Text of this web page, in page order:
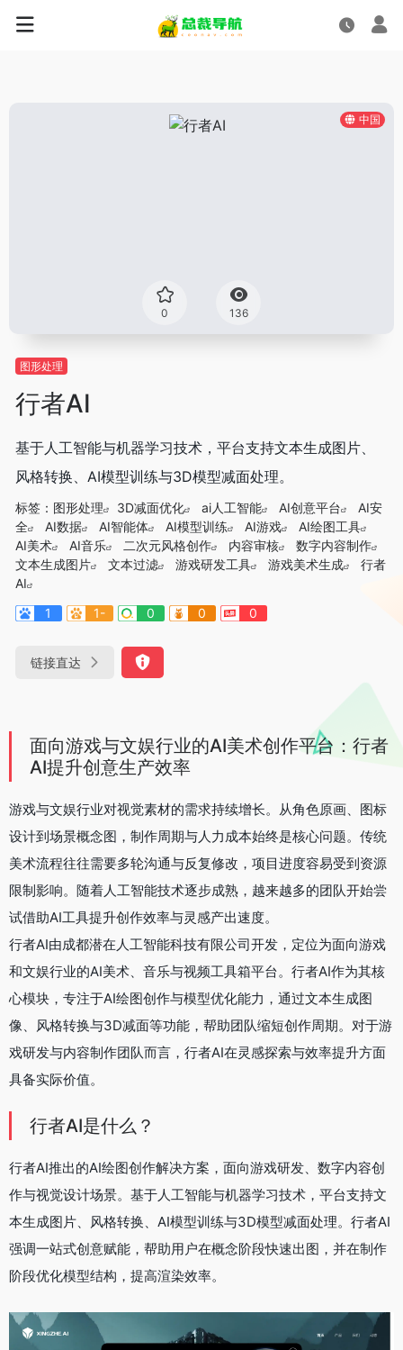
中国
0 136
图形处理
行者AI
基于人工智能与机器学习技术，平台支持文本生成图片、
风格转换、AI模型训练与3D模型减面处理。
标签： 图形处理 3D减面优化 ai人工智能 AI创意平台
AI安
全
AI数据 AI智能体 AI模型训练 AI游戏
AI绘图工具
AI美术
AI音乐 二次元风格创作 内容审核
数字内容制作
文本生成图片
文本过滤 游戏研发工具 游戏美术生成
行者
AI
1
1- 0 0 0
链接直达
面向游戏与文娱行业的AI美术创作平台：行者
AI提升创意生产效率
游戏与文娱行业对视觉素材的需求持续增长。从角色原画、图标
设计到场景概念图，制作周期与人力成本始终是核心问题。传统
美术流程往往需要多轮沟通与反复修改，项目进度容易受到资源
限制影响。随着人工智能技术逐步成熟，越来越多的团队开始尝
试借助AI工具提升创作效率与灵感产出速度。
行者AI由成都潜在人工智能科技有限公司开发，定位为面向游戏
和文娱行业的AI美术、音乐与视频工具箱平台。行者AI作为其核
心模块，专注于AI绘图创作与模型优化能力，通过文本生成图
像、风格转换与3D减面等功能，帮助团队缩短创作周期。对于游
戏研发与内容制作团队而言，行者AI在灵感探索与效率提升方面
具备实际价值。
行者AI是什么？
行者AI推出的AI绘图创作解决方案，面向游戏研发、数字内容创
作与视觉设计场景。基于人工智能与机器学习技术，平台支持文
本生成图片、风格转换、AI模型训练与3D模型减面处理。行者AI
强调一站式创意赋能，帮助用户在概念阶段快速出图，并在制作
阶段优化模型结构，提高渲染效率。